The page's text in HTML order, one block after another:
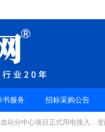
书服务 招标采购公告
站分中心项目正式用电接入、